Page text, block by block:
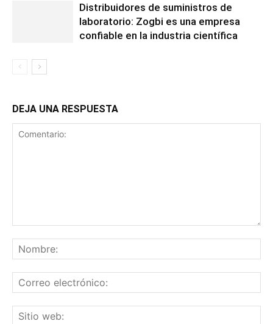
Distribuidores de suministros de
laboratorio: Zogbi es una empresa
confiable en la industria científica
DEJA UNA RESPUESTA